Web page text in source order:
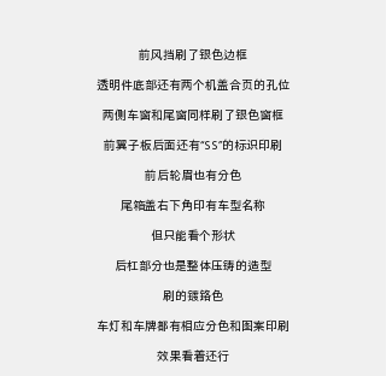
前风挡刷了银色边框
透明件底部还有两个机盖合页的孔位
两侧车窗和尾窗同样刷了银色窗框
前翼子板后面还有“SS”的标识印刷
前后轮眉也有分色
尾箱盖右下角印有车型名称
但只能看个形状
后杠部分也是整体压铸的造型
刷的镀铬色
车灯和车牌都有相应分色和图案印刷
效果看着还行